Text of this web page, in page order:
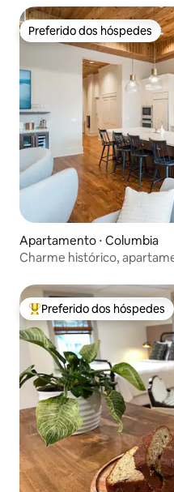
Preferido dos hóspedes
Preferido dos hóspedes
Apartamento ⋅ Columbia
Charme histórico,
Entre os melhores
Preferido dos hóspedes